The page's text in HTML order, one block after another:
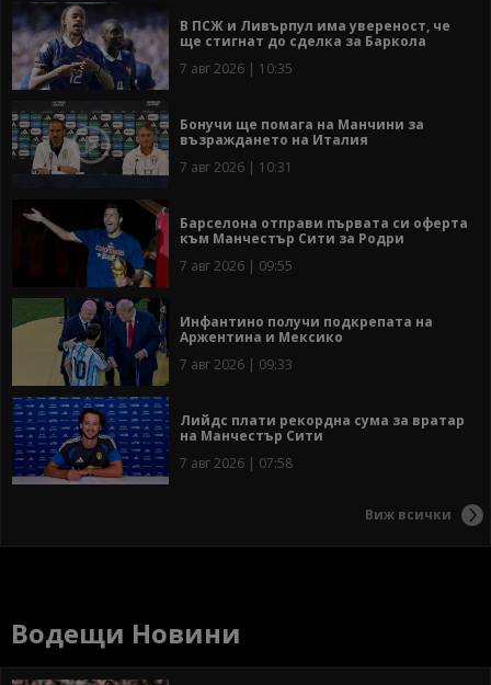
В ПСЖ и Ливърпул има увереност, че
ще стигнат до сделка за Баркола
7 авг 2026 | 10:35
Бонучи ще помага на Манчини за
възраждането на Италия
7 авг 2026 | 10:31
Барселона отправи първата си оферта
към Манчестър Сити за Родри
7 авг 2026 | 09:55
Инфантино получи подкрепата на
Аржентина и Мексико
7 авг 2026 | 09:33
Лийдс плати рекордна сума за вратар
на Манчестър Сити
7 авг 2026 | 07:58
Виж всички
Водещи Новини